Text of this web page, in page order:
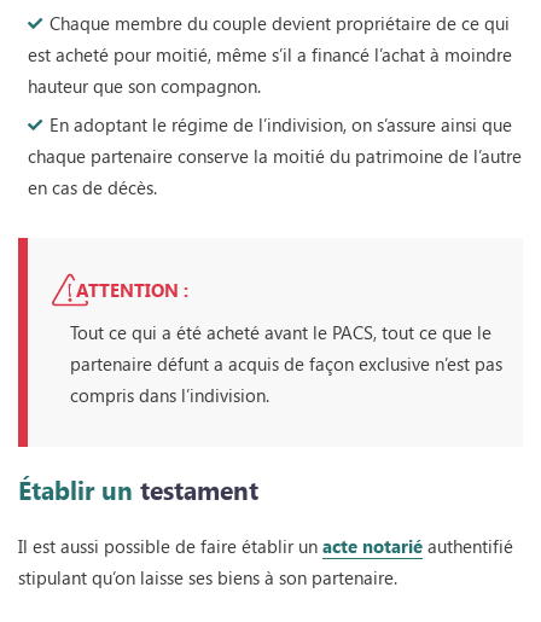
Chaque membre du couple devient propriétaire de ce qui
est acheté pour moitié, même s’il a financé l’achat à moindre
hauteur que son compagnon.
En adoptant le régime de l’indivision, on s’assure ainsi que
chaque partenaire conserve la moitié du patrimoine de l’autre
en cas de décès.
ATTENTION :
Tout ce qui a été acheté avant le PACS, tout ce que le
partenaire défunt a acquis de façon exclusive n’est pas
compris dans l’indivision.
Établir un testament
Il est aussi possible de faire établir unacte notariéauthentifié
stipulant qu’on laisse ses biens à son partenaire.